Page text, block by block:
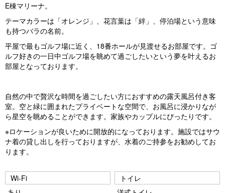
vi
o
u
s
xt
E棟マリーナ。
テーマカラーは「オレンジ」、花言葉は「絆」、停泊場という意味
も持つバラの名前。
平屋で最もゴルフ場に近く、18番ホールが見渡せるお部屋です。ゴ
ルフ好きの一日中ゴルフ場を眺めて過ごしたいという夢を叶えるお
部屋となっております。
自然の中で贅沢な時間を過ごしたい方におすすめの露天風呂付き客
室。空と緑に囲まれたプライベートな空間で、お風呂に浸かりなが
ら星空を眺めることができます。家族やカップルにぴったりです。
※ロケーションが良いために開放的になっております。施設ではサウ
ナ着の貸し出しを行っておりますが、水着のご持参をお勧めしてお
ります。
Wi-Fi
トイレ